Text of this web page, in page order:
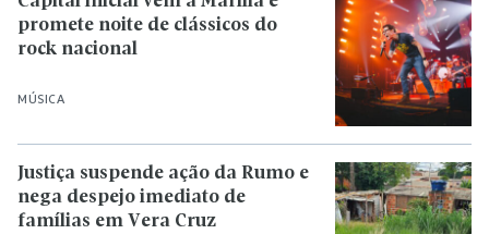
MÚSICA
promete noite de clássicos do
rock nacional
Justiça suspende ação da Rumo e
nega despejo imediato de
famílias em Vera Cruz